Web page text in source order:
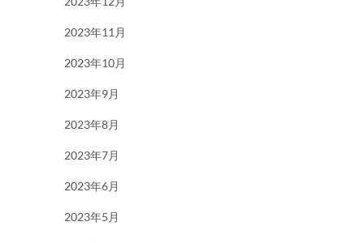
2023年11月
2023年10月
2023年9月
2023年8月
2023年7月
2023年6月
2023年5月